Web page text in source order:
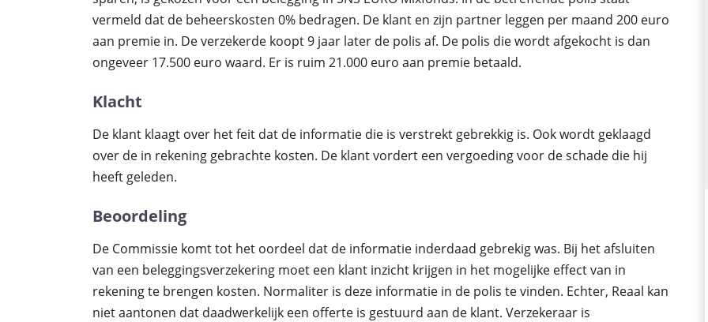
vermeld dat de beheerskosten 0% bedragen. De klant en zijn partner leggen per maand 200 euro
aan premie in. De verzekerde koopt 9 jaar later de polis af. De polis die wordt afgekocht is dan
ongeveer 17.500 euro waard. Er is ruim 21.000 euro aan premie betaald.
Klacht
De klant klaagt over het feit dat de informatie die is verstrekt gebrekkig is. Ook wordt geklaagd
over de in rekening gebrachte kosten. De klant vordert een vergoeding voor de schade die hij
heeft geleden.
Beoordeling
De Commissie komt tot het oordeel dat de informatie inderdaad gebrekig was. Bij het afsluiten
van een beleggingsverzekering moet een klant inzicht krijgen in het mogelijke effect van in
rekening te brengen kosten. Normaliter is deze informatie in de polis te vinden. Echter, Reaal kan
niet aantonen dat daadwerkelijk een offerte is gestuurd aan de klant. Verzekeraar is